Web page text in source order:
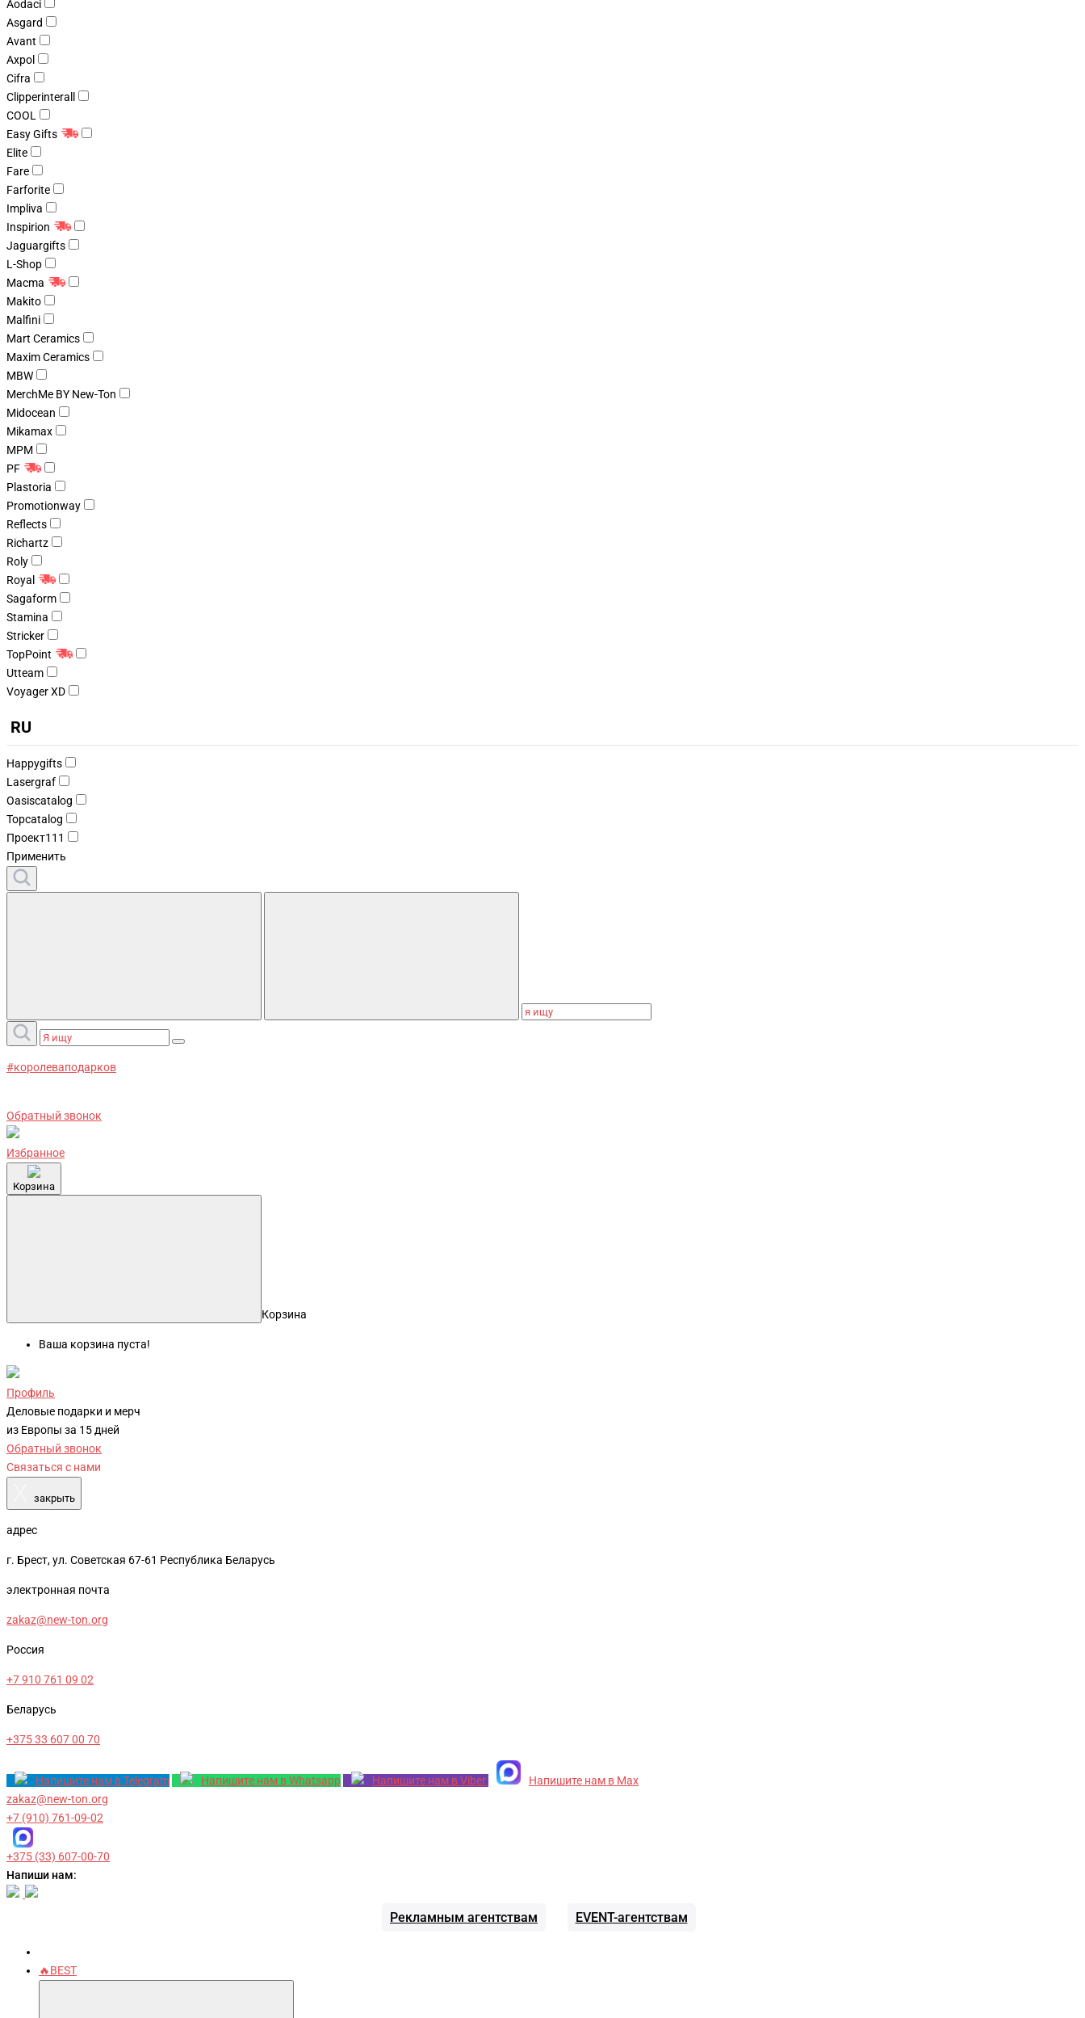
Aodaci
Asgard
Avant
Axpol
Cifra
Clipperinterall
COOL
Easy Gifts
Elite
Fare
Farforite
Impliva
Inspirion
Jaguargifts
L-Shop
Macma
Makito
Malfini
Mart Ceramics
Maxim Ceramics
MBW
MerchMe BY New-Ton
Midocean
Mikamax
MPM
PF
Plastoria
Promotionway
Reflects
Richartz
Roly
Royal
Sagaform
Stamina
Stricker
TopPoint
Utteam
Voyager XD
RU
Happygifts
Lasergraf
Oasiscatalog
Topcatalog
Проект111
Применить
#королеваподарков
Обратный звонок
Избранное
Корзина
Корзина
Ваша корзина пуста!
Профиль
Деловые подарки и мерч
из Европы за 15 дней
Обратный звонок
Связаться с нами
закрыть
адрес
г. Брест, ул. Советская 67-61 Республика Беларусь
электронная почта
zakaz@new-ton.org
Россия
+7 910 761 09 02
Беларусь
+375 33 607 00 70
Напишите нам в Telegram Напишите нам в Whatsapp Напишите нам в Viber
Напишите нам в Max
zakaz@new-ton.org
+7 (910) 761-09-02
+375 (33) 607-00-70
Напиши нам:
Рекламным агентствам EVENT-агентствам
🔥BEST